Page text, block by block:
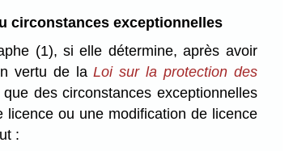
circonstances exceptionnelles
(1), si elle détermine, après avoir
vertu de laLoi sur la protection des
des circonstances exceptionnelles
ou une modification de licence
: